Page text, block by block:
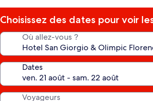
Choisissez des dates pour voir
Où allez-vous ?
Dates
Voyageurs